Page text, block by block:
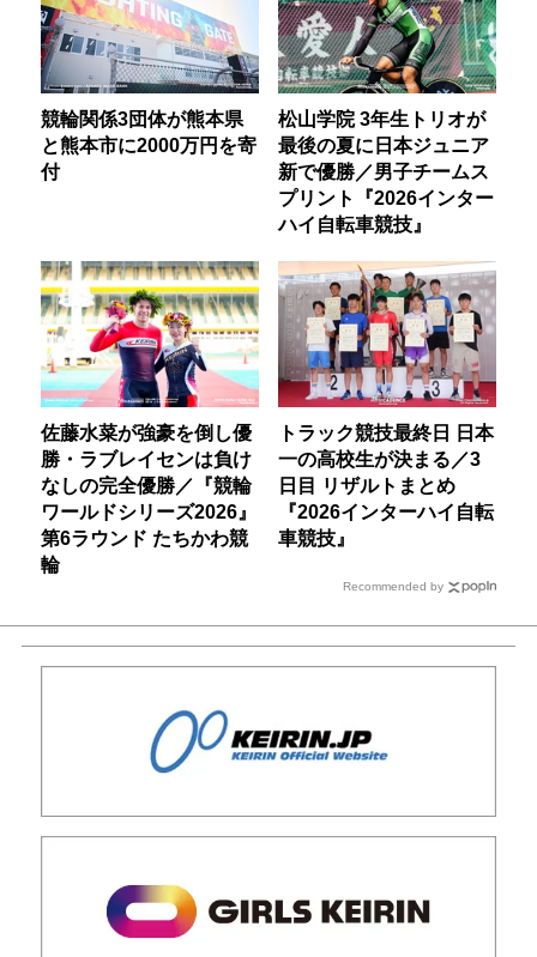
競輪関係3団体が熊本県
と熊本市に2000万円を寄
付
松山学院 3年生トリオが
最後の夏に日本ジュニア
新で優勝／男子チームス
プリント『2026インター
ハイ自転車競技』
佐藤水菜が強豪を倒し優
勝・ラブレイセンは負け
なしの完全優勝／『競輪
ワールドシリーズ2026』
第6ラウンド たちかわ競
輪
トラック競技最終日 日本
一の高校生が決まる／3
日目 リザルトまとめ
『2026インターハイ自転
車競技』
Recommended by